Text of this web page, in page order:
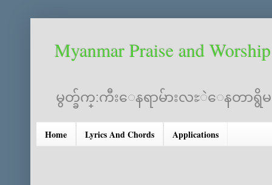
Myanmar Praise and
မွတ္ခ်က္:ကီးေနရာမ်ားလႊဲေနတာရွိမည္။
Home Lyrics And Chords Applications